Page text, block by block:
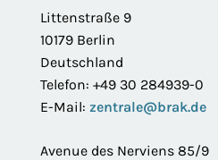
Littenstraße 9
10179 Berlin
Deutschland
Telefon: +49 30 284939-0
E-Mail: zentrale@brak.de
Avenue des Nerviens 85/9